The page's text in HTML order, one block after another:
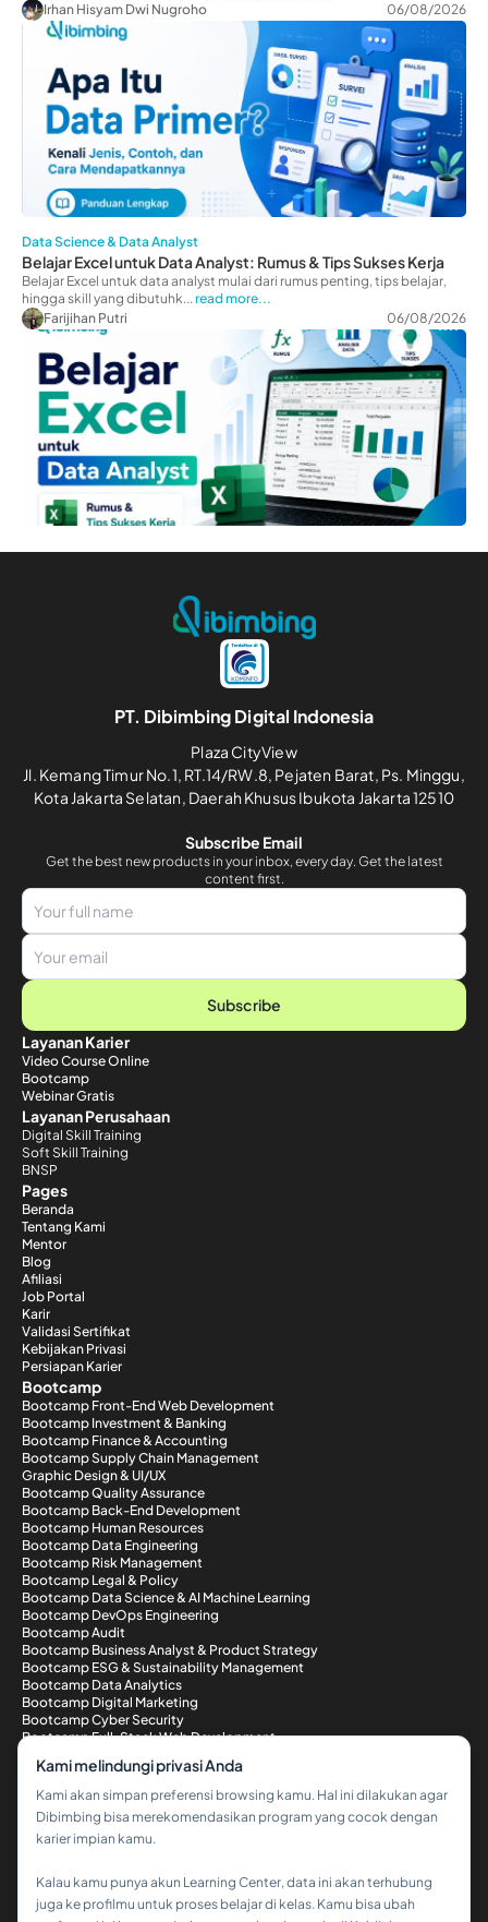
Irhan Hisyam Dwi Nugroho
06/08/2026
Data Science & Data Analyst
Belajar Excel untuk Data Analyst: Rumus & Tips Sukses Kerja
Belajar Excel untuk data analyst mulai dari rumus penting, tips belajar,
hingga skill yang dibutuhk...read more...
Farijihan Putri
06/08/2026
Hi!👋
PT. Dibimbing Digital Indonesia
Plaza CityView
Jl. Kemang Timur No.1, RT.14/RW.8, Pejaten Barat, Ps. Minggu,
Kota Jakarta Selatan, Daerah Khusus Ibukota Jakarta 12510
Subscribe Email
Get the best new products in your inbox, every day. Get the latest
content first.
Subscribe
Layanan Karier
Video Course Online
Bootcamp
Webinar Gratis
Layanan Perusahaan
Digital Skill Training
Soft Skill Training
BNSP
Pages
Beranda
Tentang Kami
Mentor
Blog
Afiliasi
Job Portal
Karir
Validasi Sertifikat
Kebijakan Privasi
Persiapan Karier
Bootcamp
Bootcamp Front-End Web Development
Bootcamp Investment & Banking
Bootcamp Finance & Accounting
Bootcamp Supply Chain Management
Graphic Design & UI/UX
Bootcamp Quality Assurance
Bootcamp Back-End Development
Bootcamp Human Resources
Bootcamp Data Engineering
Bootcamp Risk Management
Bootcamp Legal & Policy
Bootcamp Data Science & AI Machine Learning
Bootcamp DevOps Engineering
Bootcamp Audit
Bootcamp Business Analyst & Product Strategy
Bootcamp ESG & Sustainability Management
Bootcamp Data Analytics
Bootcamp Digital Marketing
Bootcamp Cyber Security
Bootcamp Full-Stack Web Development
Metode Pembayaran
Kami melindungi privasi Anda
Kami akan simpan preferensi browsing kamu. Hal ini dilakukan agar
Dibimbing bisa merekomendasikan program yang cocok dengan
karier impian kamu.
Kalau kamu punya akun Learning Center, data ini akan terhubung
juga ke profilmu untuk proses belajar di kelas. Kamu bisa ubah